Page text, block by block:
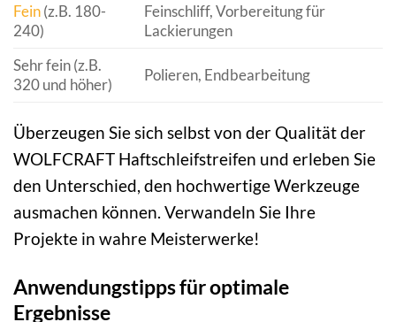
Fein(z.B. 180-
240)
Feinschliff, Vorbereitung für
Lackierungen
Sehr fein (z.B.
320 und höher)
Polieren, Endbearbeitung
Überzeugen Sie sich selbst von der Qualität der
WOLFCRAFT Haftschleifstreifen und erleben Sie
den Unterschied, den hochwertige Werkzeuge
ausmachen können. Verwandeln Sie Ihre
Projekte in wahre Meisterwerke!
Anwendungstipps für optimale
Ergebnisse